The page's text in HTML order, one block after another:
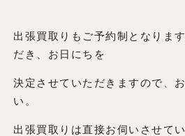
出張買取りもご予約制となりま
だき、お日にちを
決定させていただきますので、
い。
出張買取りは直接お伺いさせて